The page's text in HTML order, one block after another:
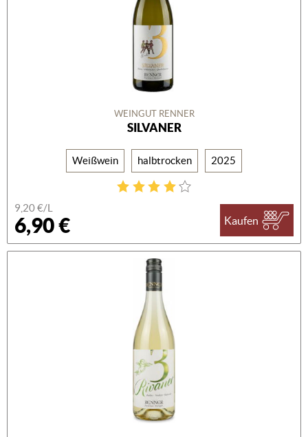
WEINGUT RENNER
SILVANER
Weißwein halbtrocken 2025
9,20 €/L
6,90 € Kaufen